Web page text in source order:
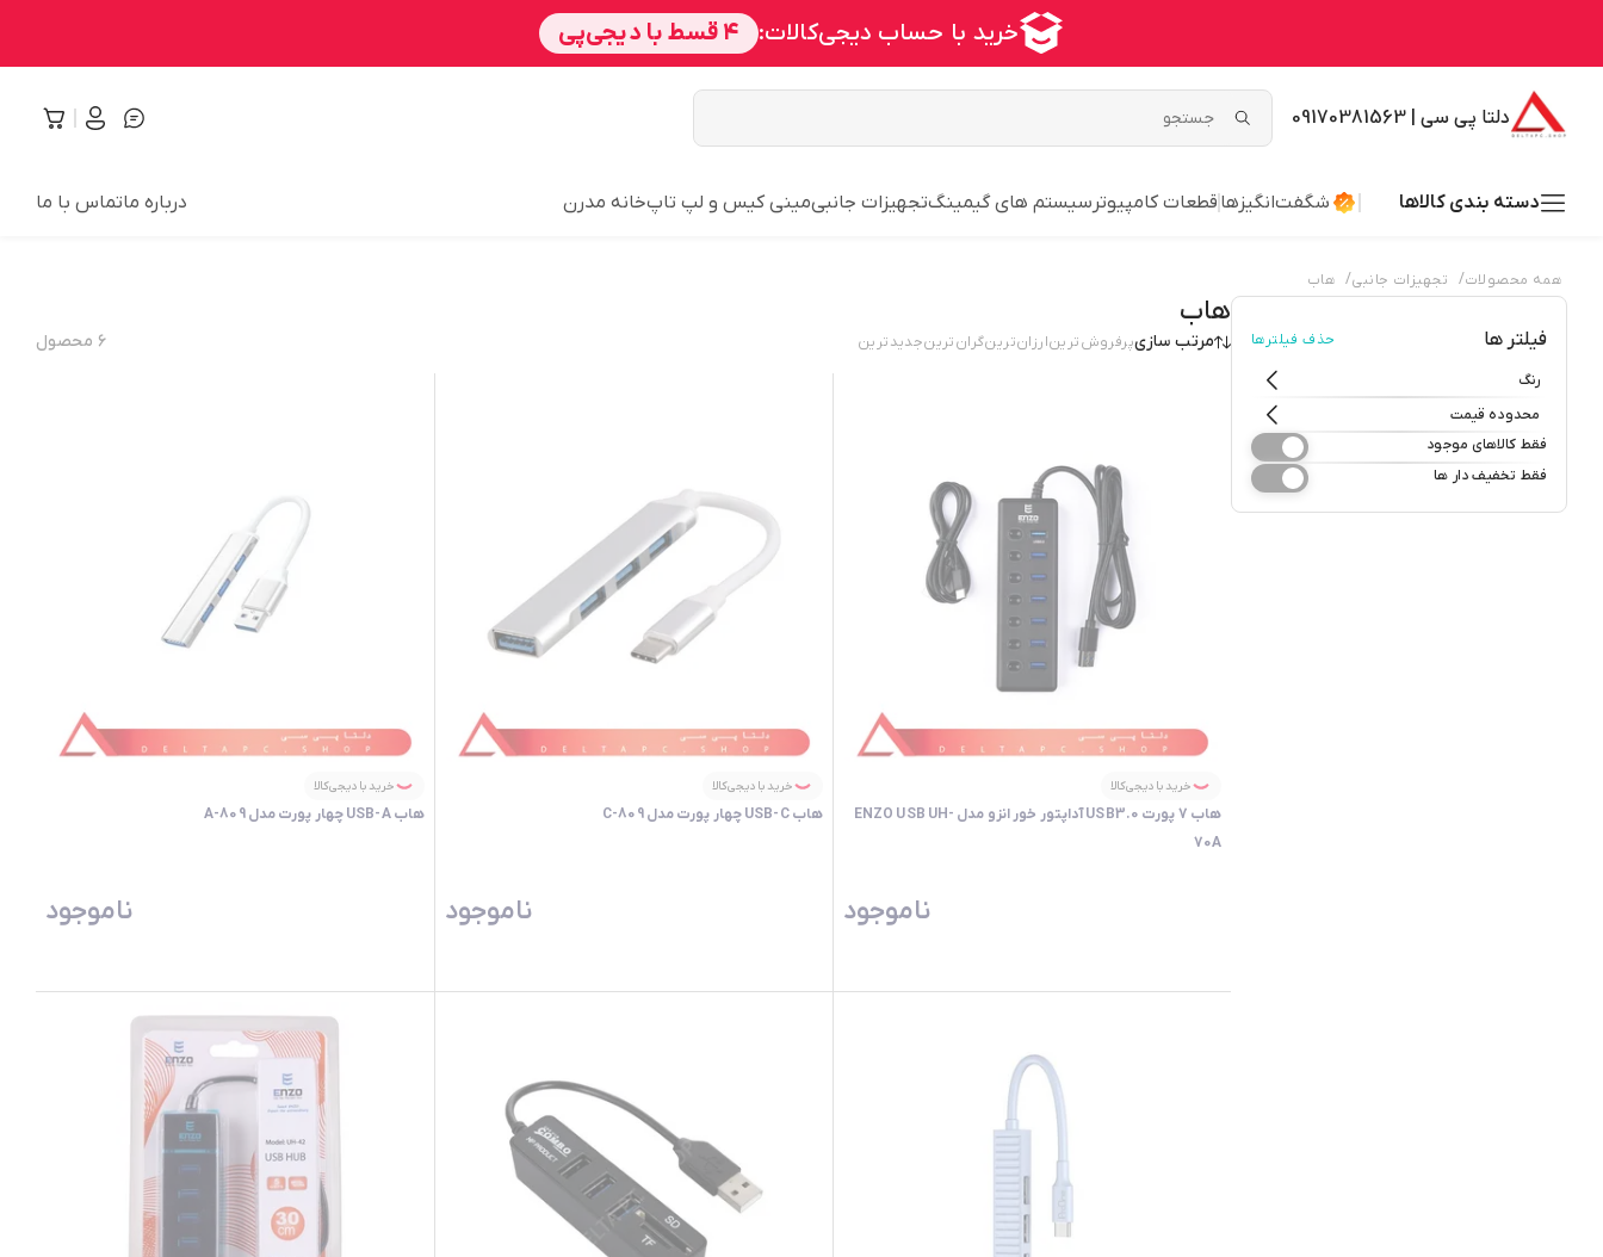
دلتا پی سی | 09170381563
دسته بندی کالاها شگفت‌انگیزها قطعات کامپیوتر سیستم های گیمینگتجهیزات جانبیمینی کیس و لپ تاپخانه مدرن درباره ماتماس با ما
همه محصولات/ تجهیزات جانبی/ هاب
فیلتر ها حذف فیلترها
رنگ
محدوده قیمت
فقط کالاهای موجود
فقط تخفیف دار ها
هاب
مرتب سازیپرفروش‌ترینارزان‌ترینگران‌ترینجدید‌ترین ۶ محصول
خرید با دیجی‌کالا
هاب 7 پورت USB3.0 آداپتور خور انزو مدل ENZO USB UH-
70A
ناموجود
خرید با دیجی‌کالا
هاب USB-C چهار پورت مدل C-809
ناموجود
خرید با دیجی‌کالا
هاب USB-A چهار پورت مدل A-809
ناموجود